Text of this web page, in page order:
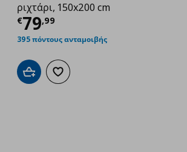
ριχτάρι, 150x200 cm
€79,99
Τρέχουσα τιμή
395 πόντους ανταμοιβής
Προσθήκη στο καλάθι
Προσθήκη στα αγαπημένα